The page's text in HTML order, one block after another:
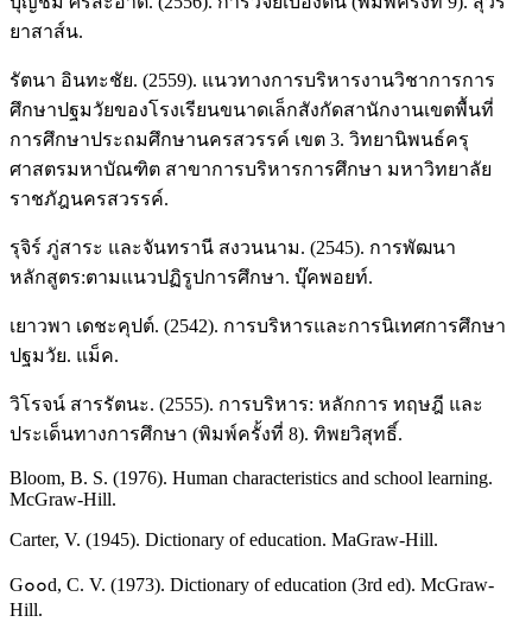
ยาสาส์น.
รัตนา อินทะชัย. (2559). แนวทางการบริหารงานวิชาการการ
ศึกษาปฐมวัยของโรงเรียนขนาดเล็กสังกัดสานักงานเขตพื้นที่
การศึกษาประถมศึกษานครสวรรค์ เขต 3. วิทยานิพนธ์ครุ
ศาสตรมหาบัณฑิต สาขาการบริหารการศึกษา มหาวิทยาลัย
ราชภัฎนครสวรรค์.
รุจิร์ ภู่สาระ และจันทรานี สงวนนาม. (2545). การพัฒนา
หลักสูตร:ตามแนวปฏิรูปการศึกษา. บุ๊คพอยท์.
เยาวพา เดชะคุปต์. (2542). การบริหารและการนิเทศการศึกษา
ปฐมวัย. แม็ค.
วิโรจน์ สารรัตนะ. (2555). การบริหาร: หลักการ ทฤษฎี และ
ประเด็นทางการศึกษา (พิมพ์ครั้งที่ 8). ทิพยวิสุทธิ์.
Bloom, B. S. (1976). Human characteristics and school learning.
McGraw-Hill.
Carter, V. (1945). Dictionary of education. MaGraw-Hill.
G๐๐d, C. V. (1973). Dictionary of education (3rd ed). McGraw-
Hill.